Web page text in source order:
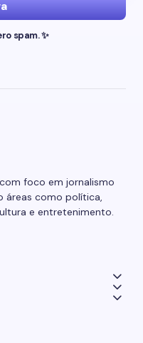
spam. ✨
foco em jornalismo
áreas como política,
e entretenimento.